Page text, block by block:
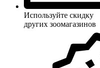
Используйте скидку
других зоомагазинов